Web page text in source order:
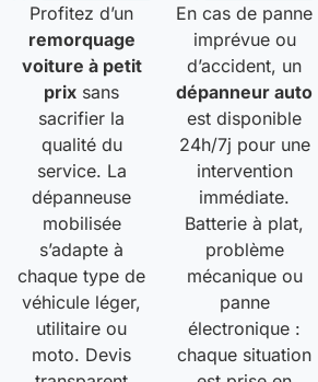
Profitez d’un
remorquage
voiture à petit
prix sans
sacrifier la
qualité du
service. La
dépanneuse
mobilisée
s’adapte à
chaque type de
véhicule léger,
utilitaire ou
moto. Devis
En cas de panne
imprévue ou
d’accident, un
dépanneur auto
est disponible
24h/7j pour une
intervention
immédiate.
Batterie à plat,
problème
mécanique ou
panne
électronique :
chaque situation